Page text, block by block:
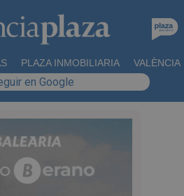
PLAZA INMOBILIARIA VALÈNCIA
en Google